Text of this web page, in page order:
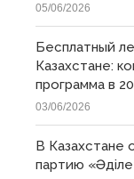
05/06/2026
Бесплатный
Казахстане:
программа в
03/06/2026
В Казахстане
партию